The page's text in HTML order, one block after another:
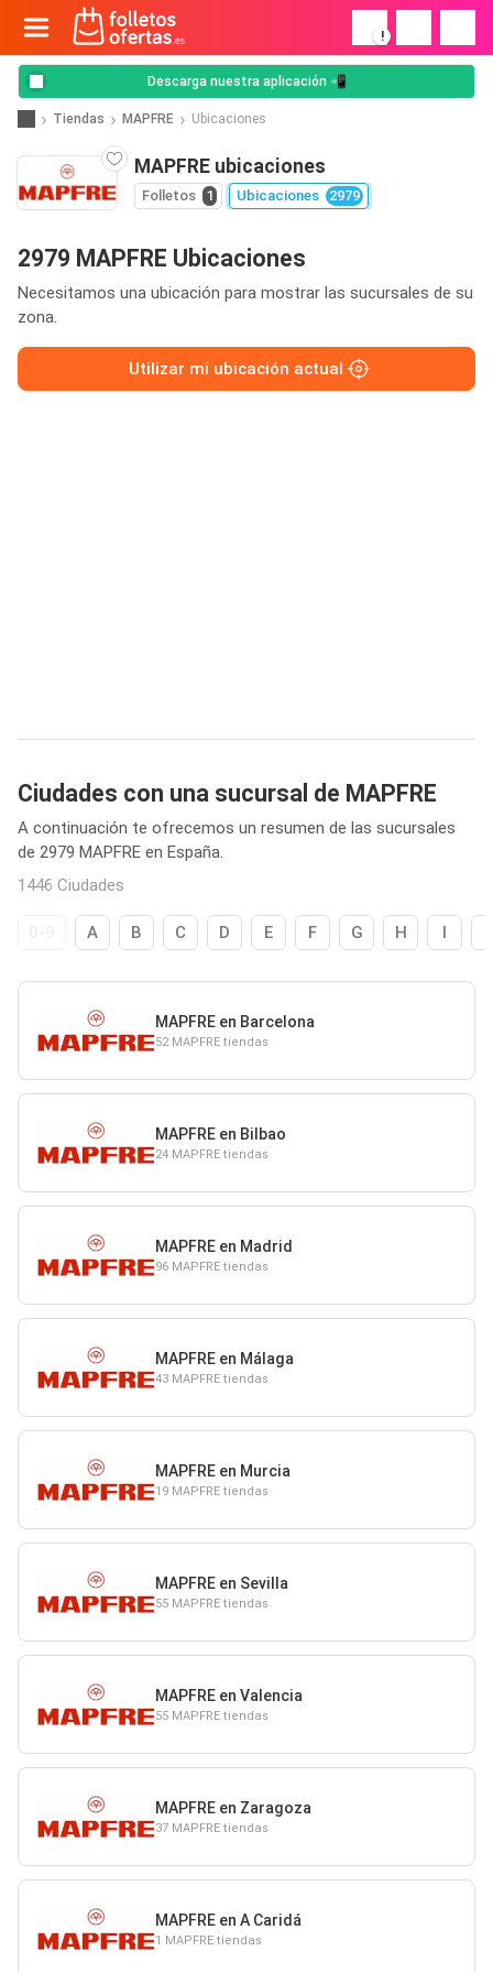
!
Descarga nuestra aplicación 📲
Tiendas MAPFRE Ubicaciones
MAPFRE ubicaciones
Folletos 1 Ubicaciones 2979
2979 MAPFRE Ubicaciones
Necesitamos una ubicación para mostrar las sucursales de su
zona.
Utilizar mi ubicación actual
Ciudades con una sucursal de MAPFRE
A continuación te ofrecemos un resumen de las sucursales
de 2979 MAPFRE en España.
1446 Ciudades
A B C D E F G H I
MAPFRE en Barcelona
52 MAPFRE tiendas
MAPFRE en Bilbao
24 MAPFRE tiendas
MAPFRE en Madrid
96 MAPFRE tiendas
MAPFRE en Málaga
43 MAPFRE tiendas
MAPFRE en Murcia
19 MAPFRE tiendas
MAPFRE en Sevilla
55 MAPFRE tiendas
MAPFRE en Valencia
55 MAPFRE tiendas
MAPFRE en Zaragoza
37 MAPFRE tiendas
MAPFRE en A Caridá
1 MAPFRE tiendas